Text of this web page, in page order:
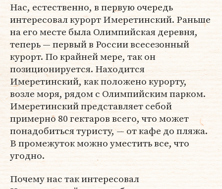
Нас, естественно, в первую очередь
интересовал курорт Имеретинский. Раньше
на его месте была Олимпийская деревня,
теперь — первый в России всесезонный
курорт. По крайней мере, так он
позиционируется. Находится
Имеретинский, как положено курорту,
возле моря, рядом с Олимпийским парком.
Имеретинский представляет себой
примерно 80 гектаров всего, что может
понадобиться туристу, — от кафе до пляжа.
В промежуток можно уместить все, что
угодно.
Почему нас так интересовал